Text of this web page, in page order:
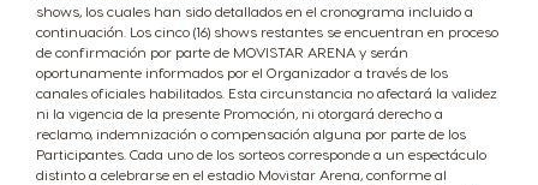
shows, los cuales han sido detallados en el cronograma incluido a
continuación. Los cinco (16) shows restantes se encuentran en proceso
de confirmación por parte de MOVISTAR ARENA y serán
oportunamente informados por el Organizador a través de los
canales oficiales habilitados. Esta circunstancia no afectará la validez
ni la vigencia de la presente Promoción, ni otorgará derecho a
reclamo, indemnización o compensación alguna por parte de los
Participantes. Cada uno de los sorteos corresponde a un espectáculo
distinto a celebrarse en el estadio Movistar Arena, conforme al